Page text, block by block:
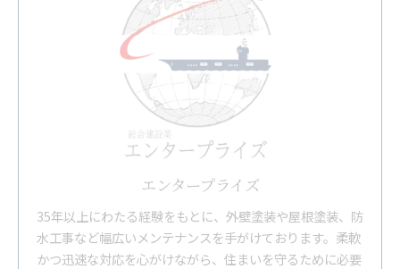
エンタープライズ
35年以上にわたる経験をもとに、外壁塗装や屋根塗装、防
水工事など幅広いメンテナンスを手がけております。柔軟
かつ迅速な対応を心がけながら、住まいを守るために必要